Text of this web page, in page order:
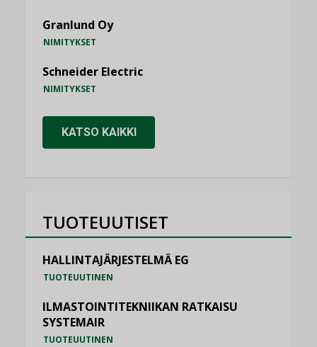
Granlund Oy
NIMITYKSET
Schneider Electric
NIMITYKSET
KATSO KAIKKI
TUOTEUUTISET
HALLINTAJÄRJESTELMÄ EG
TUOTEUUTINEN
ILMASTOINTITEKNIIKAN RATKAISU
SYSTEMAIR
TUOTEUUTINEN